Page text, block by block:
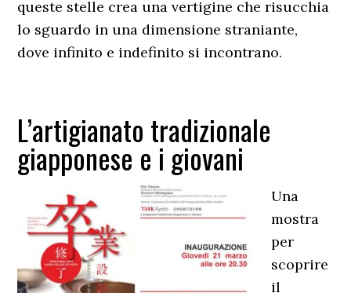
queste stelle crea una vertigine che risucchia
lo sguardo in una dimensione straniante,
dove infinito e indefinito si incontrano.
L’artigianato tradizionale
giapponese e i giovani
Una
mostra
per
scoprire
il